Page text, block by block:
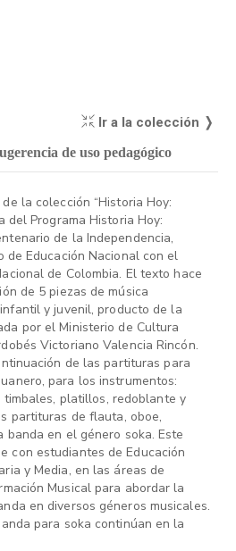
Ir a la colección ❭
de uso pedagógico
la colección “Historia Hoy:
del Programa Historia Hoy:
de la Independencia,
de Educación Nacional con el
de Colombia. El texto hace
de 5 piezas de música
y juvenil, producto de la
por el Ministerio de Cultura
Victoriano Valencia Rincón.
de las partituras para
para los instrumentos:
platillos, redoblante y
partituras de flauta, oboe,
banda en el género soka. Este
con estudiantes de Educación
y Media, en las áreas de
Musical para abordar la
en diversos géneros musicales.
para soka continúan en la